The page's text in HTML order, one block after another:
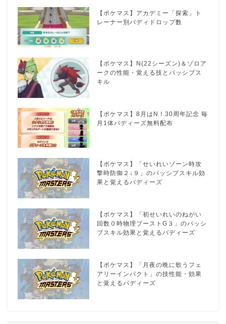
【ポケマス】アカデミー「探索」ト
レーナー別バディドロップ数
【ポケマス】N(22シーズン)＆ゾロア
ークの性能・覚える技とパッシブス
キル
【ポケマス】8月はN！30周年記念 毎
月1体バディーズ無料配布
【ポケマス】「せいれいゾーン時攻
撃時防御２↓９」のパッシブスキル効
果と覚えるバディーズ
【ポケマス】「初せいれいのねがい
回数０時物理ブーストG３」のパッシ
ブスキル効果と覚えるバディーズ
【ポケマス】「月夜の晩に歌うフェ
アリーインパクト」の技性能・効果
と覚えるバディーズ